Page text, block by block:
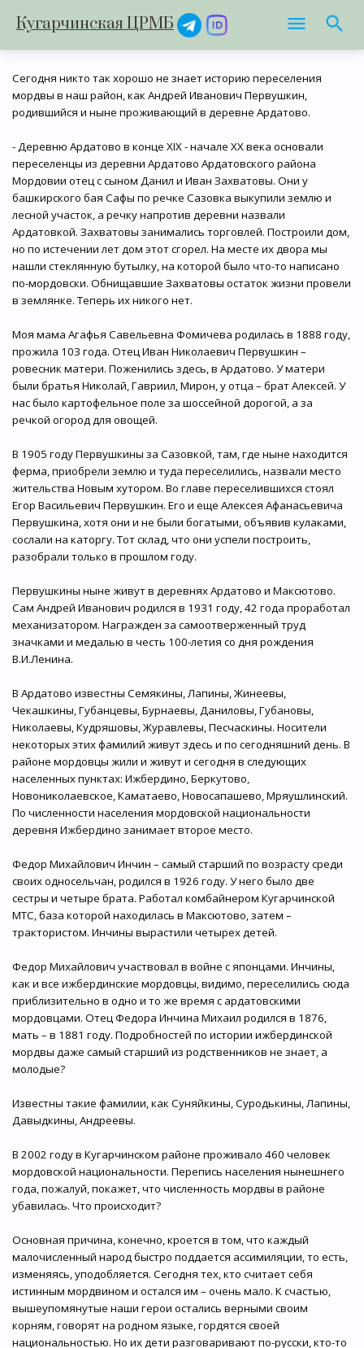
Кугарчинская ЦРМБ
Сегодня никто так хорошо не знает историю переселения
мордвы в наш район, как Андрей Иванович Первушкин,
родившийся и ныне проживающий в деревне Ардатово.
- Деревню Ардатово в конце XIX - начале XХ века основали
переселенцы из деревни Ардатово Ардатовского района
Мордовии отец с сыном Данил и Иван Захватовы. Они у
башкирского бая Сафы по речке Сазовка выкупили землю и
лесной участок, а речку напротив деревни назвали
Ардатовкой. Захватовы занимались торговлей. Построили дом,
но по истечении лет дом этот сгорел. На месте их двора мы
нашли стеклянную бутылку, на которой было что-то написано
по-мордовски. Обнищавшие Захватовы остаток жизни провели
в землянке. Теперь их никого нет.
Моя мама Агафья Савельевна Фомичева родилась в 1888 году,
прожила 103 года. Отец Иван Николаевич Первушкин –
ровесник матери. Поженились здесь, в Ардатово. У матери
были братья Николай, Гавриил, Мирон, у отца – брат Алексей. У
нас было картофельное поле за шоссейной дорогой, а за
речкой огород для овощей.
В 1905 году Первушкины за Сазовкой, там, где ныне находится
ферма, приобрели землю и туда переселились, назвали место
жительства Новым хутором. Во главе переселившихся стоял
Егор Васильевич Первушкин. Его и еще Алексея Афанасьевича
Первушкина, хотя они и не были богатыми, объявив кулаками,
сослали на каторгу. Тот склад, что они успели построить,
разобрали только в прошлом году.
Первушкины ныне живут в деревнях Ардатово и Максютово.
Сам Андрей Иванович родился в 1931 году, 42 года проработал
механизатором. Награжден за самоотверженный труд
значками и медалью в честь 100-летия со дня рождения
В.И.Ленина.
В Ардатово известны Семякины, Лапины, Жинеевы,
Чекашкины, Губанцевы, Бурнаевы, Даниловы, Губановы,
Николаевы, Кудряшовы, Журавлевы, Песчаскины. Носители
некоторых этих фамилий живут здесь и по сегодняшний день. В
районе мордовцы жили и живут и сегодня в следующих
населенных пунктах: Ижбердино, Беркутово,
Новониколаевское, Каматаево, Новосапашево, Мряушлинский.
По численности населения мордовской национальности
деревня Ижбердино занимает второе место.
Федор Михайлович Инчин – самый старший по возрасту среди
своих односельчан, родился в 1926 году. У него было две
сестры и четыре брата. Работал комбайнером Кугарчинской
МТС, база которой находилась в Максютово, затем –
трактористом. Инчины вырастили четырех детей.
Федор Михайлович участвовал в войне с японцами. Инчины,
как и все ижбердинские мордовцы, видимо, переселились сюда
приблизительно в одно и то же время с ардатовскими
мордовцами. Отец Федора Инчина Михаил родился в 1876,
мать – в 1881 году. Подробностей по истории ижбердинской
мордвы даже самый старший из родственников не знает, а
молодые?
Известны такие фамилии, как Суняйкины, Суродькины, Лапины,
Давыдкины, Андреевы.
В 2002 году в Кугарчинском районе проживало 460 человек
мордовской национальности. Перепись населения нынешнего
года, пожалуй, покажет, что численность мордвы в районе
убавилась. Что происходит?
Основная причина, конечно, кроется в том, что каждый
малочисленный народ быстро поддается ассимиляции, то есть,
изменяясь, уподобляется. Сегодня тех, кто считает себя
истинным мордвином и остался им – очень мало. К счастью,
вышеупомянутые наши герои остались верными своим
корням, говорят на родном языке, гордятся своей
национальностью. Но их дети разговаривают по-русски, кто-то